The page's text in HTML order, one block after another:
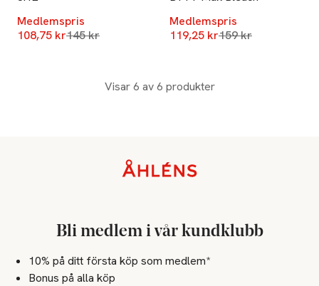
Medlemspris
108,75 krLägsta pris 30 dagar
145 kr
Medlemspris
119,25 krLägsta pris 30
159 kr
Visar 6 av 6 produkter
Bli medlem i vår kundklubb
10% på ditt första köp som medlem*
Bonus på alla köp